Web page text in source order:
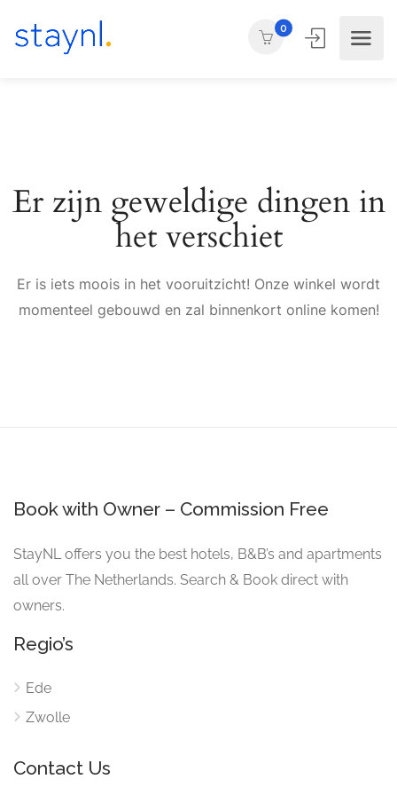
0
Er zijn geweldige dingen in
het verschiet
Er is iets moois in het vooruitzicht! Onze winkel wordt
momenteel gebouwd en zal binnenkort online komen!
Book with Owner – Commission Free
StayNL offers you the best hotels, B&B’s and apartments
all over The Netherlands. Search & Book direct with
owners.
Regio’s
Ede
Zwolle
Contact Us